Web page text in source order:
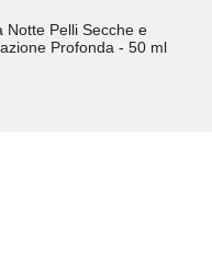
Notte Pelli Secche e
Profonda - 50 ml